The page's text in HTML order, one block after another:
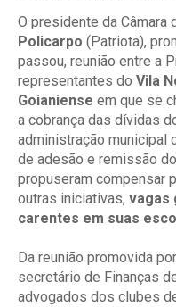
O presidente da Câmara
Policarpo (Patriota),
passou, reunião entre a
representantes do Vila
Goianiense em que se
a cobrança das dívidas
administração municipal
de adesão e remissão
propuseram compensar
outras iniciativas, vagas
carentes em suas
Da reunião promovida
secretário de Finanças
advogados dos clubes